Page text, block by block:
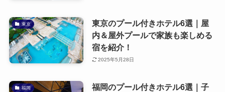
東京
東京のプール付きホテル6選｜屋
内＆屋外プールで家族も楽しめる
宿を紹介！
2025年5月28日
福岡
福岡のプール付きホテル6選｜子